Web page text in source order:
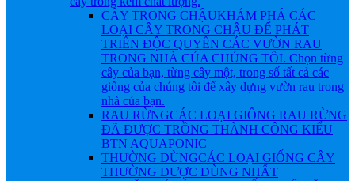
CÂY TRONG CHẬUKHÁM PHÁ CÁC
LOẠI CÂY TRONG CHẬU ĐỂ PHÁT
TRIỂN ĐỘC QUYỀN CÁC VƯỜN RAU
TRONG NHÀ CỦA CHÚNG TÔI. Chọn từng
cây của bạn, từng cây một, trong số tất cả các
giống của chúng tôi để xây dựng vườn rau trong
nhà của bạn.
RAU RỪNGCÁC LOẠI GIỐNG RAU RỪNG
ĐÃ ĐƯỢC TRỒNG THÀNH CÔNG KIỂU
BTN AQUAPONIC
THƯỜNG DÙNGCÁC LOẠI GIỐNG CÂY
THƯỜNG ĐƯỢC DÙNG NHẤT